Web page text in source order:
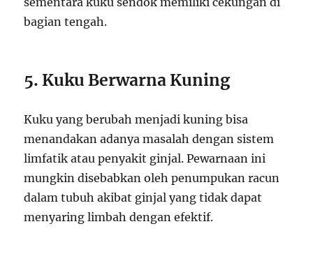
bagian tengah.
5. Kuku Berwarna Kuning
Kuku yang berubah menjadi kuning bisa
menandakan adanya masalah dengan sistem
limfatik atau penyakit ginjal. Pewarnaan ini
mungkin disebabkan oleh penumpukan racun
dalam tubuh akibat ginjal yang tidak dapat
menyaring limbah dengan efektif.